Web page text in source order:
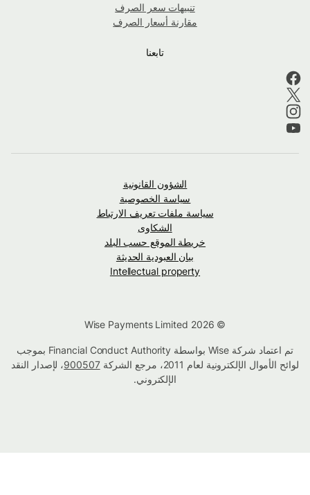
تنبيهات سعر الصرف
مقارنة أسعار الصرف
تابعنا
الشؤون القانونية
سياسة الخصوصية
سياسة ملفات تعريف الارتباط
الشكاوى
خريطة الموقع حسب البلد
بيان العبودية الحديثة
Intellectual property
تم اعتماد شركة Wise بواسطة Financial Conduct Authority بموجب
لوائح الأموال الإلكترونية لعام 2011، مرجع الشركة
900507، لإصدار النقد
الإلكتروني.